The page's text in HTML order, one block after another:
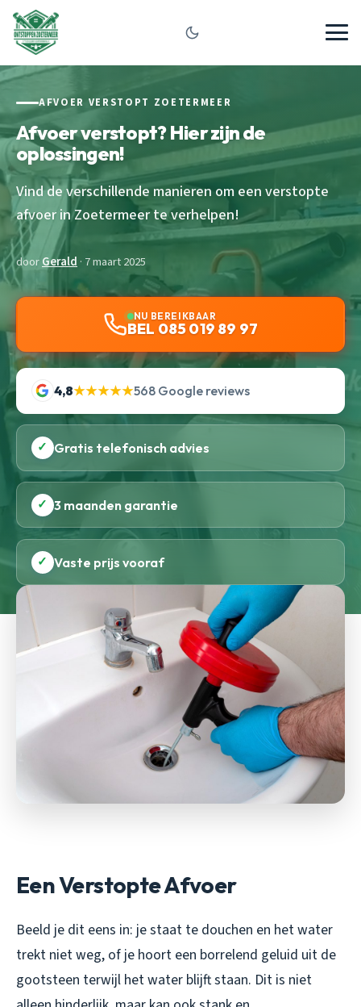
AFVOER VERSTOPT ZOETERMEER
Afvoer verstopt? Hier zijn de
oplossingen!
Vind de verschillende manieren om een verstopte
afvoer in Zoetermeer te verhelpen!
doorGerald · 7 maart 2025
NU BEREIKBAAR
BEL 085 019 89 97
4,8★★★★★568 Google reviews
✓ Gratis telefonisch advies
✓ 3 maanden garantie
✓ Vaste prijs vooraf
Een Verstopte Afvoer
Beeld je dit eens in: je staat te douchen en het water
trekt niet weg, of je hoort een borrelend geluid uit de
gootsteen terwijl het water blijft staan. Dit is niet